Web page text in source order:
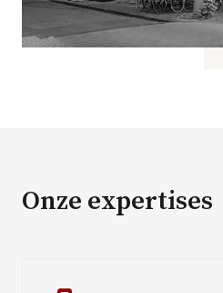
Onze expertises